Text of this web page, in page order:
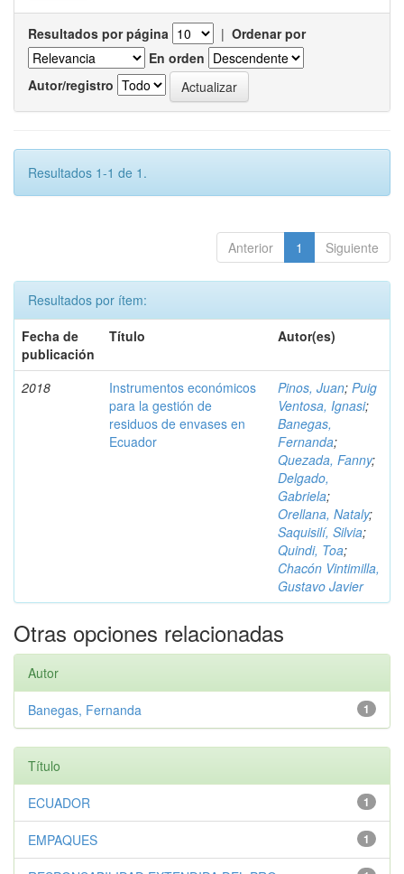
Resultados por página | Ordenar por
En orden
Autor/registro
Resultados 1-1 de 1.
Anterior 1 Siguiente
Resultados por ítem:
Fecha de
publicación
Título Autor(es)
2018
Instrumentos económicos
para la gestión de
residuos de envases en
Ecuador
Pinos, Juan; Puig
Ventosa, Ignasi;
Banegas,
Fernanda;
Quezada, Fanny;
Delgado,
Gabriela;
Orellana, Nataly;
Saquisilí, Silvia;
Quindi, Toa;
Chacón Vintimilla,
Gustavo Javier
Otras opciones relacionadas
Autor
1
Banegas, Fernanda
Título
1
ECUADOR
1
EMPAQUES